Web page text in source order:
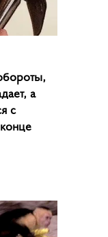
а
с